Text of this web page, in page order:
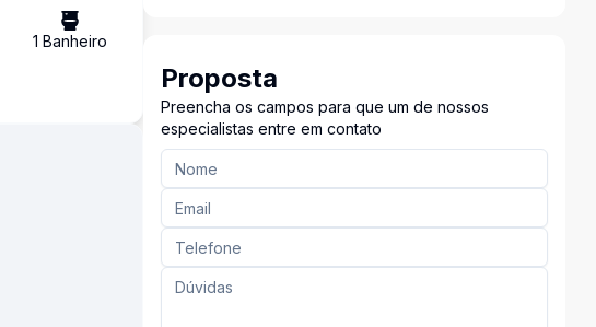
1 Banheiro
Proposta
Preencha os campos para que um de nossos
especialistas entre em contato